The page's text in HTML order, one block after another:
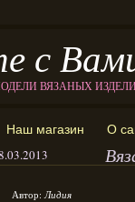
с
ВЯЗАНЫХ
Наш магазин О
Автор:Лидия